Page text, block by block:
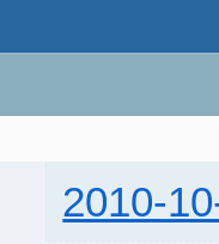
2010-